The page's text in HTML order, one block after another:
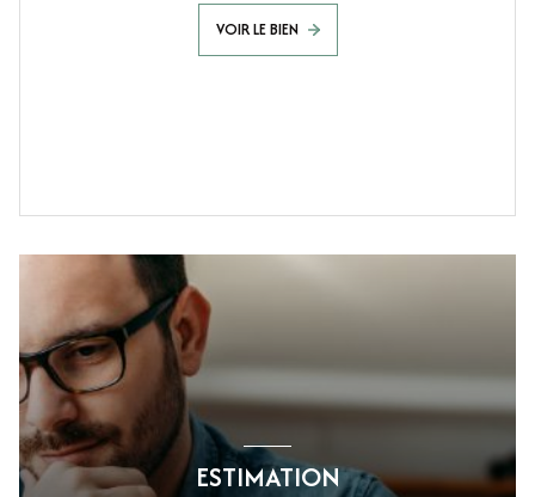
VOIR LE BIEN
ESTIMATION